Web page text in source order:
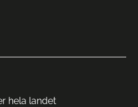
hela landet